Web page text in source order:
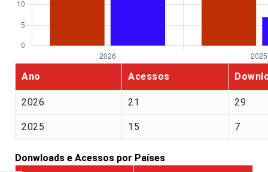
Ano Acessos
2026 21 29
2025 15 7
Donwloads e Acessos por Países